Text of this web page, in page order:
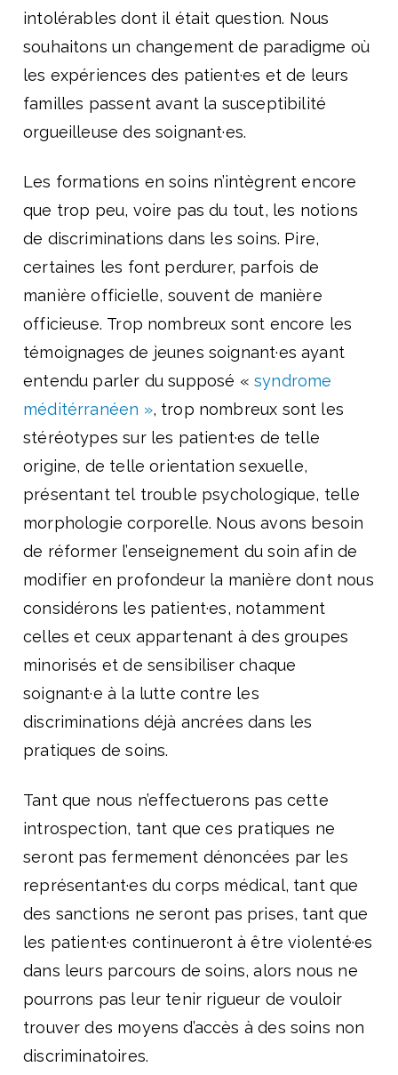
intolérables dont il était question. Nous
souhaitons un changement de paradigme où
les expériences des patient·es et de leurs
familles passent avant la susceptibilité
orgueilleuse des soignant·es.
Les formations en soins n’intègrent encore
que trop peu, voire pas du tout, les notions
de discriminations dans les soins. Pire,
certaines les font perdurer, parfois de
manière officielle, souvent de manière
officieuse. Trop nombreux sont encore les
témoignages de jeunes soignant·es ayant
entendu parler du supposé «syndrome
méditérranéen », trop nombreux sont les
stéréotypes sur les patient·es de telle
origine, de telle orientation sexuelle,
présentant tel trouble psychologique, telle
morphologie corporelle. Nous avons besoin
de réformer l’enseignement du soin afin de
modifier en profondeur la manière dont nous
considérons les patient·es, notamment
celles et ceux appartenant à des groupes
minorisés et de sensibiliser chaque
soignant·e à la lutte contre les
discriminations déjà ancrées dans les
pratiques de soins.
Tant que nous n’effectuerons pas cette
introspection, tant que ces pratiques ne
seront pas fermement dénoncées par les
représentant·es du corps médical, tant que
des sanctions ne seront pas prises, tant que
les patient·es continueront à être violenté·es
dans leurs parcours de soins, alors nous ne
pourrons pas leur tenir rigueur de vouloir
trouver des moyens d’accès à des soins non
discriminatoires.